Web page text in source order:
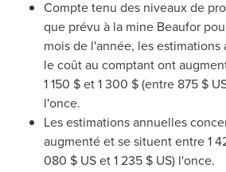
Compte tenu des niveaux de
que prévu à la mine Beaufor
mois de l'année, les
le coût au comptant ont
1150 $ et1 300 $ (entre 875 $
l'once.
Les estimations annuelles
augmenté et se situent entre 1
080 $ US et 1 235 $ US) l'once.